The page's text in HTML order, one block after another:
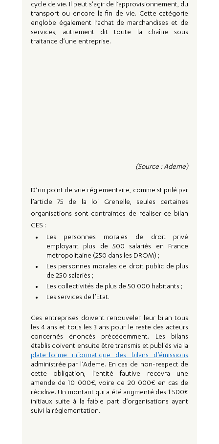
cycle de vie. Il peut s'agir de l’approvisionnement, du
transport ou encore la fin de vie. Cette catégorie
englobe également l’achat de marchandises et de
services, autrement dit toute la chaîne sous
traitance d’une entreprise.
(Source : Ademe)
D’un point de vue réglementaire, comme stipulé par
l’article 75 de la loi Grenelle, seules certaines
organisations sont contraintes de réaliser ce bilan
GES :
Les personnes morales de droit privé
employant plus de 500 salariés en France
métropolitaine (250 dans les DROM) ;
Les personnes morales de droit public de plus
de 250 salariés ;
Les collectivités de plus de 50 000 habitants ;
Les services de l’Etat.
Ces entreprises doivent renouveler leur bilan tous
les 4 ans et tous les 3 ans pour le reste des acteurs
concernés énoncés précédemment. Les bilans
plate-forme informatique des bilans d’émissions
administrée par l’Ademe. En cas de non-respect de
cette obligation, l’entité fautive recevra une
amende de 10 000€, voire de 20 000€ en cas de
récidive. Un montant qui a été augmenté des 1 500€
initiaux suite à la faible part d’organisations ayant
suivi la réglementation.